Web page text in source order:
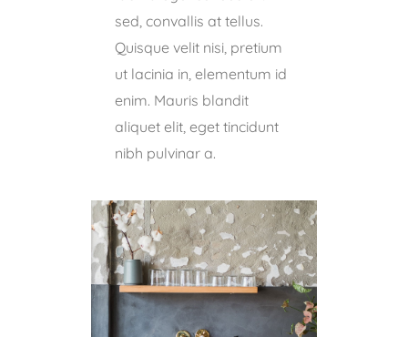
sed, convallis at tellus.
Quisque velit nisi, pretium
ut lacinia in, elementum id
enim. Mauris blandit
aliquet elit, eget tincidunt
nibh pulvinar a.